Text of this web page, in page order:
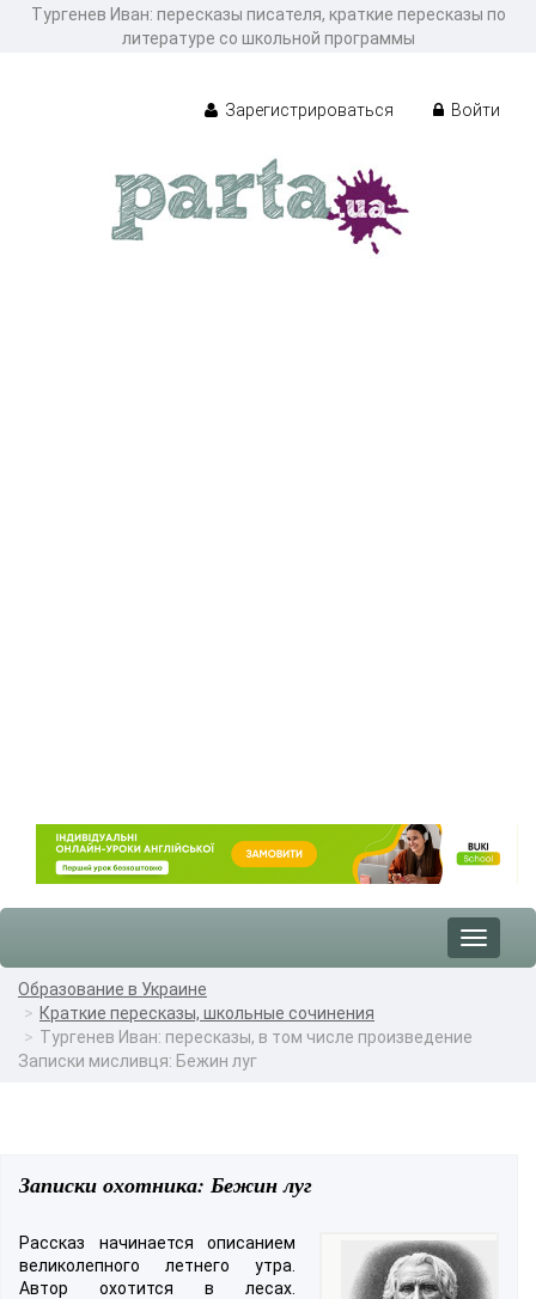
Тургенев Иван: пересказы писателя, краткие пересказы по
литературе со школьной программы
Зарегистрироваться Войти
Toggle
Образование в Украине
Краткие пересказы, школьные сочинения
Тургенев Иван: пересказы, в том числе произведение
Записки мисливця: Бежин луг
Записки охотника: Бежин луг
Рассказ начинается описанием
великолепного летнего утра.
Автор охотится в лесах.